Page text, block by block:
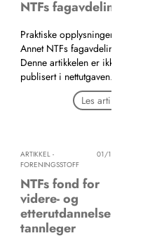
NTFs fagavdeling
Praktiske opplysninger
Annet NTFs fagavdeling
Denne artikkelen er ikke
publisert i nettutgaven.
Les artikkel
ARTIKKEL -
FORENINGSSTOFF
01/10/1997
NTFs fond for
videre- og
etterutdannelse av
tannleger